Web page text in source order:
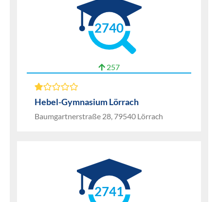
2740
257
Hebel-Gymnasium Lörrach
Baumgartnerstraße 28, 79540 Lörrach
2741